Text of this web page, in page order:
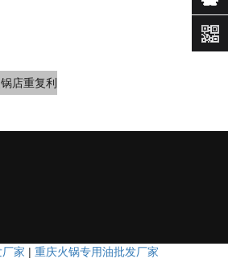
店重复利
家 | 重庆火锅专用油批发厂家
咨询